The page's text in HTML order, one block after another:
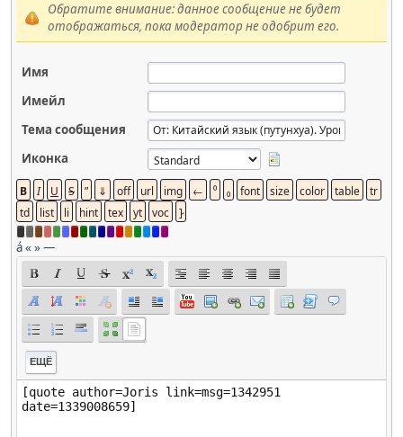
Обратите внимание: данное сообщение не будет
отображаться, пока модератор не одобрит его.
Имя
Имейл
Тема сообщения
Иконка
á« »—
ЕЩЁ